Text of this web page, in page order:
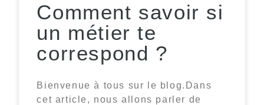
Comment savoir si
un métier te
correspond ?
Bienvenue à tous sur le blog.Dans
cet article, nous allons parler de